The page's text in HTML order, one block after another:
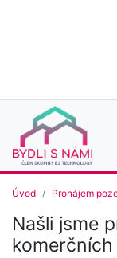
Úvod Pronájem
Našli jsme